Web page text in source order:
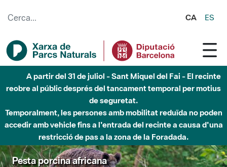
CA ES
A partir del 31 de juliol - Sant Miquel del Fai - El recinte
reobre al públic després del tancament temporal per motius
de seguretat.
Temporalment, les persones amb mobilitat reduïda no poden
accedir amb vehicle fins a l'entrada del recinte a causa d'una
restricció de pas a la zona de la Foradada.
Pesta porcina africana